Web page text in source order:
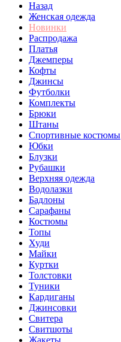
Назад
Женская одежда
Новинки
Распродажа
Платья
Джемперы
Кофты
Джинсы
Футболки
Комплекты
Брюки
Штаны
Спортивные костюмы
Юбки
Блузки
Рубашки
Верхняя одежда
Водолазки
Бадлоны
Сарафаны
Костюмы
Топы
Худи
Майки
Куртки
Толстовки
Туники
Кардиганы
Джинсовки
Свитера
Свитшоты
Жакеты